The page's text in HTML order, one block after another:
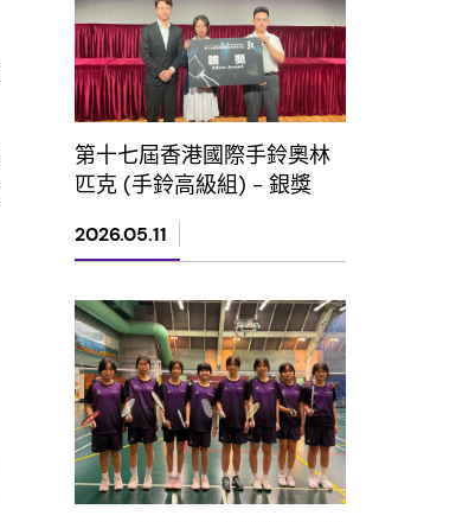
第十七屆香港國際手鈴奧林
匹克 (手鈴高級組) - 銀獎
2026.05.11